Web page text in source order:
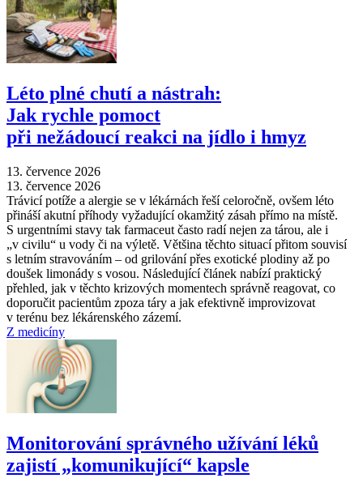
Léto plné chutí a nástrah:
Jak rychle pomoct
při nežádoucí reakci na jídlo i hmyz
13. července 2026
13. července 2026
Trávicí potíže a alergie se v lékárnách řeší celoročně, ovšem léto
přináší akutní příhody vyžadující okamžitý zásah přímo na místě.
S urgentními stavy tak farmaceut často radí nejen za tárou, ale i
„v civilu“ u vody či na výletě. Většina těchto situací přitom souvisí
s letním stravováním –⁠ od grilování přes exotické plodiny až po
doušek limonády s vosou. Následující článek nabízí praktický
přehled, jak v těchto krizových momentech správně reagovat, co
doporučit pacientům zpoza táry a jak efektivně improvizovat
v terénu bez lékárenského zázemí.
Z medicíny
Monitorování správného užívání léků
zajistí „komunikující“ kapsle